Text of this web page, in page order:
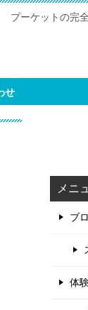
プーケットの完
せ
メニ
ブ
体